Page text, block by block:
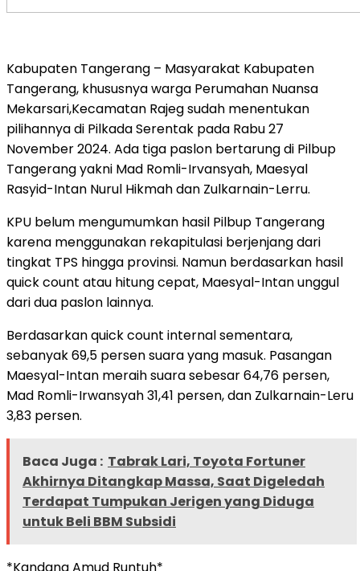
Kabupaten Tangerang – Masyarakat Kabupaten
Tangerang, khususnya warga Perumahan Nuansa
Mekarsari,Kecamatan Rajeg sudah menentukan
pilihannya di Pilkada Serentak pada Rabu 27
November 2024. Ada tiga paslon bertarung di Pilbup
Tangerang yakni Mad Romli-Irvansyah, Maesyal
Rasyid-Intan Nurul Hikmah dan Zulkarnain-Lerru.
KPU belum mengumumkan hasil Pilbup Tangerang
karena menggunakan rekapitulasi berjenjang dari
tingkat TPS hingga provinsi. Namun berdasarkan hasil
quick count atau hitung cepat, Maesyal-Intan unggul
dari dua paslon lainnya.
Berdasarkan quick count internal sementara,
sebanyak 69,5 persen suara yang masuk. Pasangan
Maesyal-Intan meraih suara sebesar 64,76 persen,
Mad Romli-Irwansyah 31,41 persen, dan Zulkarnain-Leru
3,83 persen.
Baca Juga : Tabrak Lari, Toyota Fortuner
Akhirnya Ditangkap Massa, Saat Digeledah
Terdapat Tumpukan Jerigen yang Diduga
untuk Beli BBM Subsidi
*Kandang Amud Runtuh*